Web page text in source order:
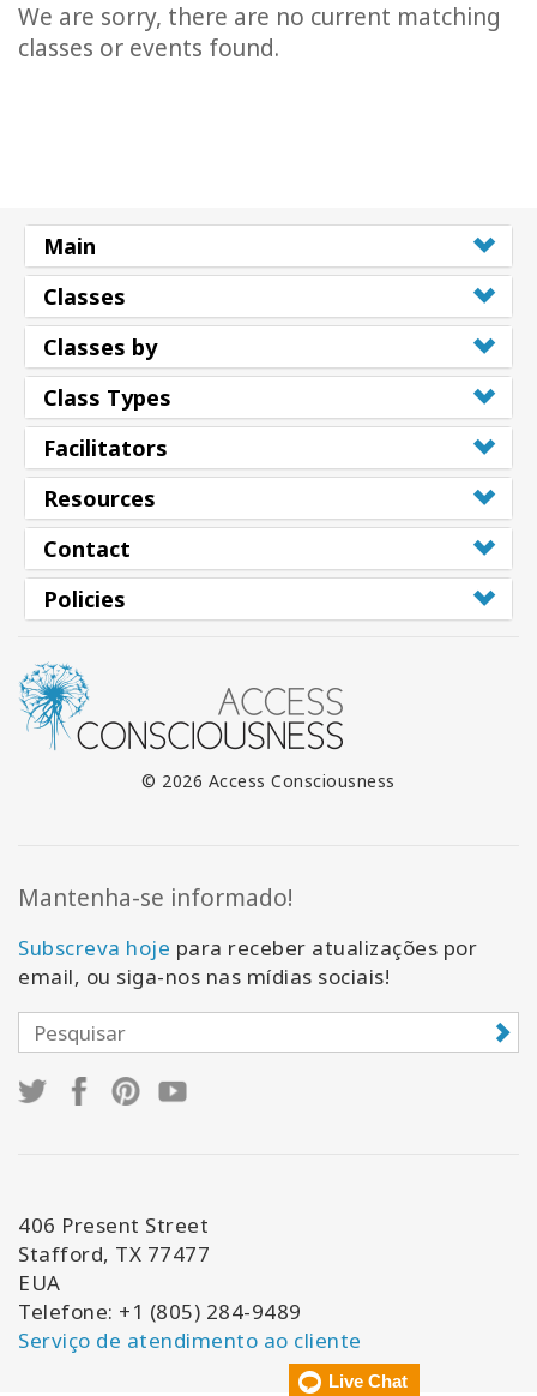
Novidades
PESQUISAR
We are sorry, there are no current matching
classes or events found.
Main
Classes
Classes by
Class Types
Facilitators
Resources
Contact
Policies
© 2026 Access Consciousness
Mantenha-se informado!
Subscreva hoje para receber atualizações por
email, ou siga-nos nas mídias sociais!
406 Present Street
Stafford, TX 77477
EUA
Telefone: +1 (805) 284-9489
Serviço de atendimento ao cliente
Live Chat